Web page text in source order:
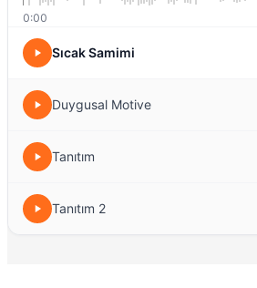
0:00
Sıcak Samimi
Duygusal Motive
Tanıtım
Tanıtım 2